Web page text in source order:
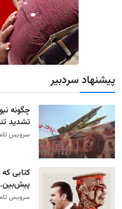
پیشنهاد سردبیر
چگونه
تشدید
سرویس
سرویس